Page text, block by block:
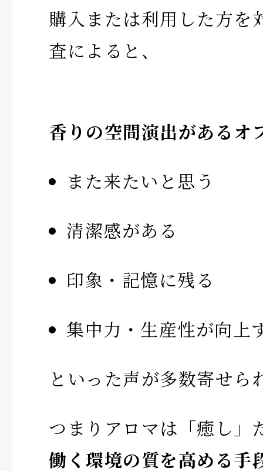
購入または利用した方を
査によると、
香りの空間演出があるオ
また来たいと思う
清潔感がある
印象・記憶に残る
集中力・生産性が向上
といった声が多数寄せら
つまりアロマは「癒し」
働く環境の質を高める手